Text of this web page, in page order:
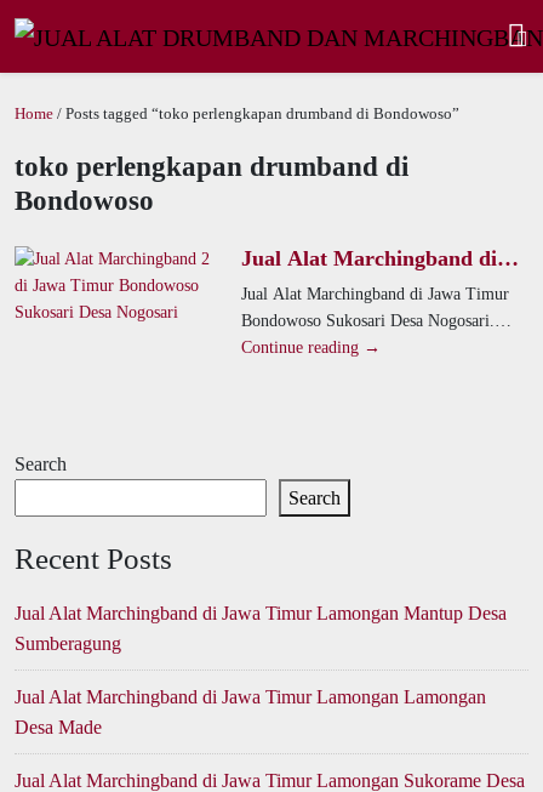
Home / Posts tagged “toko perlengkapan drumband di Bondowoso”
toko perlengkapan drumband di
Bondowoso
Jual Alat Marchingband di
Jawa Timur Bondowoso
Sukosari Desa Nogosari
Jual Alat Marchingband di Jawa Timur
Bondowoso Sukosari Desa Nogosari.
Sebagai pengrajin drumband dan
Continue reading →
Search
Search
Recent Posts
Jual Alat Marchingband di Jawa Timur Lamongan Mantup Desa
Sumberagung
Jual Alat Marchingband di Jawa Timur Lamongan Lamongan
Desa Made
Jual Alat Marchingband di Jawa Timur Lamongan Sukorame Desa